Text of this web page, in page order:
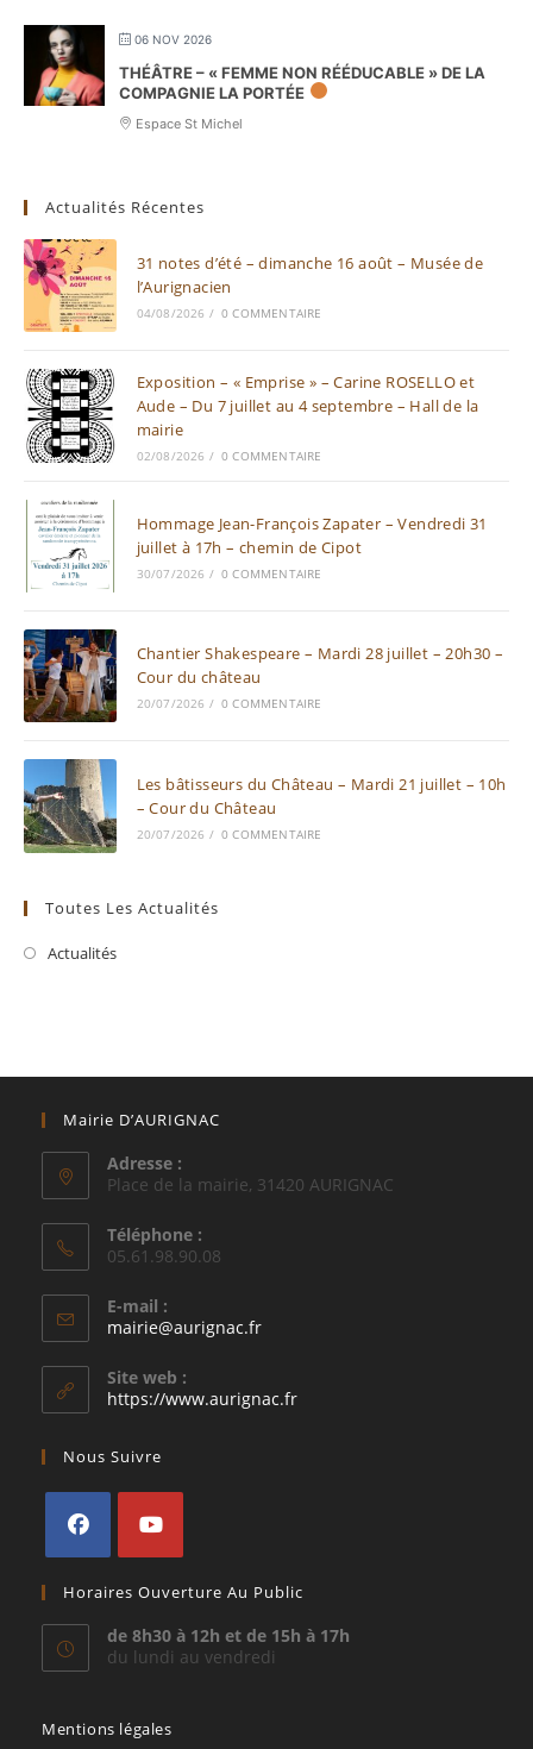
06 NOV 2026
THÉÂTRE – « FEMME NON RÉÉDUCABLE » DE LA
COMPAGNIE LA PORTÉE
Espace St Michel
Actualités Récentes
31 notes d’été – dimanche 16 août – Musée de
l’Aurignacien
04/08/2026 / 0 COMMENTAIRE
Exposition – « Emprise » – Carine ROSELLO et
Aude – Du 7 juillet au 4 septembre – Hall de la
mairie
02/08/2026 / 0 COMMENTAIRE
Hommage Jean-François Zapater – Vendredi 31
juillet à 17h – chemin de Cipot
30/07/2026 / 0 COMMENTAIRE
Chantier Shakespeare – Mardi 28 juillet – 20h30 –
Cour du château
20/07/2026 / 0 COMMENTAIRE
Les bâtisseurs du Château – Mardi 21 juillet – 10h
– Cour du Château
20/07/2026 / 0 COMMENTAIRE
Toutes Les Actualités
Actualités
Mairie D’AURIGNAC
Adresse :
Place de la mairie, 31420 AURIGNAC
Téléphone :
05.61.98.90.08
E-mail :
mairie@aurignac.frS’ouvre
application
Site web :
https://www.aurignac.fr
Nous Suivre
dans
un
nouvel
dans
un
nouvel
Horaires Ouverture Au Public
de 8h30 à 12h et de 15h à 17h
du lundi au vendredi
Mentions légales